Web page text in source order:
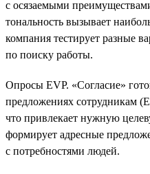
с осязаемыми
тональность вызывает
компания тестирует разные
по поиску работы.
Опросы EVP. «Согласие»
предложениях сотрудникам
что привлекает нужную
формирует адресные
с потребностями людей.